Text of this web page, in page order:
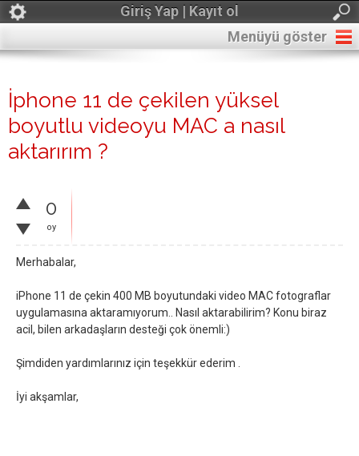
Giriş Yap | Kayıt ol
Menüyü göster
İphone 11 de çekilen yüksel
boyutlu videoyu MAC a nasıl
aktarırım ?
0
oy
Merhabalar,
iPhone 11 de çekin 400 MB boyutundaki video MAC fotograflar
uygulamasına aktaramıyorum.. Nasıl aktarabilirim? Konu biraz
acil, bilen arkadaşların desteği çok önemli:)
Şimdiden yardımlarınız için teşekkür ederim .
İyi akşamlar,